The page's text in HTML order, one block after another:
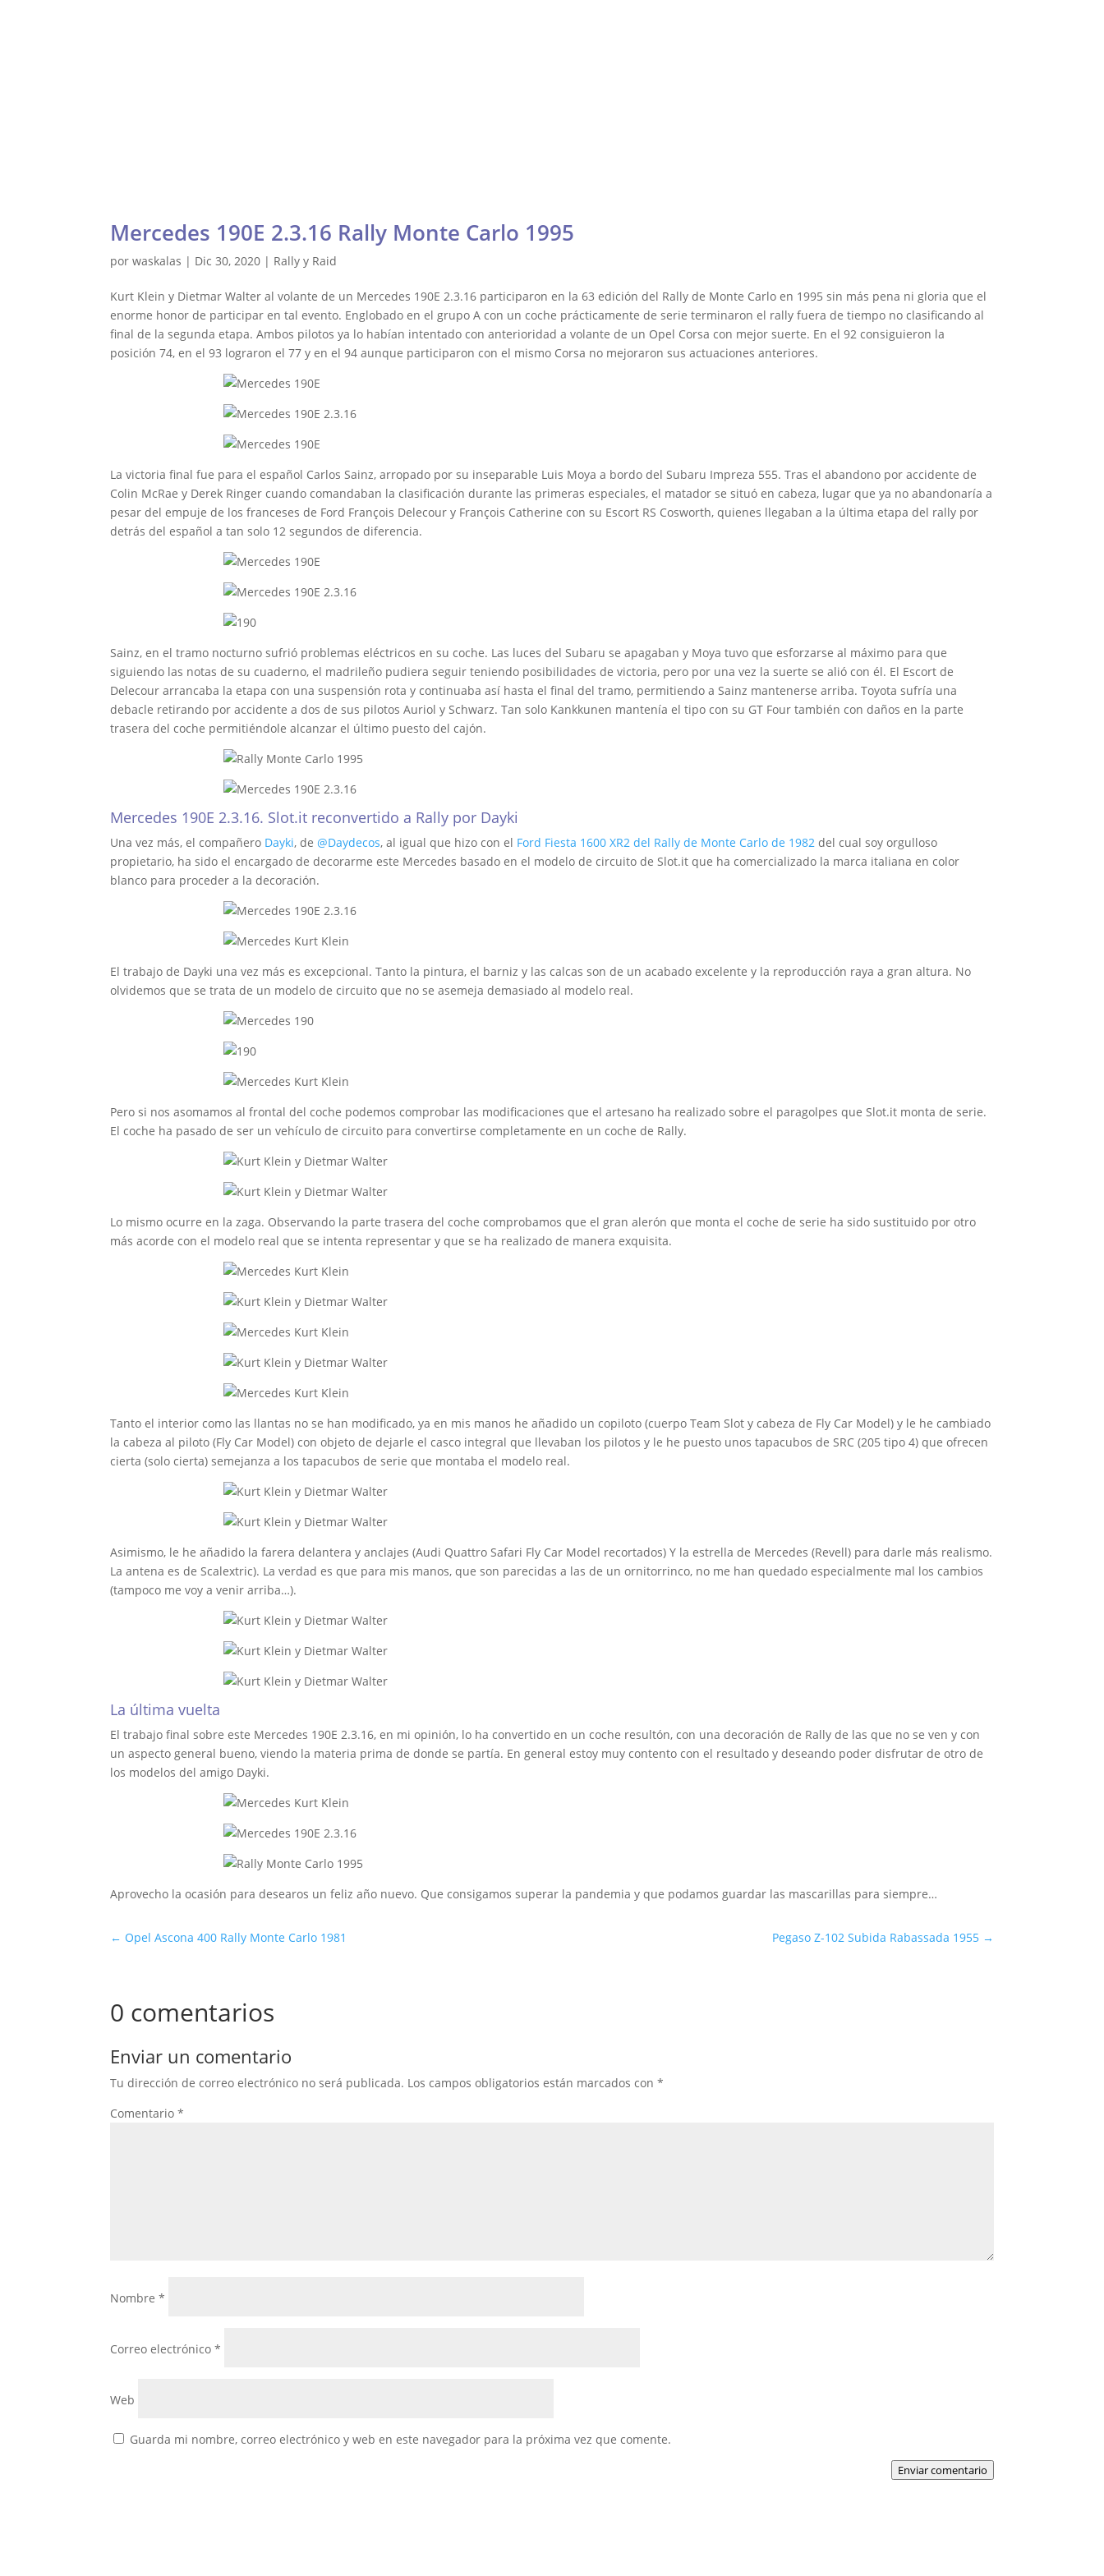
Mercedes 190E 2.3.16 Rally Monte Carlo 1995
porwaskalas | Dic 30, 2020 | Rally y Raid
Kurt Klein y Dietmar Walter al volante de un Mercedes 190E 2.3.16 participaron en la 63 edición del Rally de Monte Carlo en 1995 sin más pena ni gloria que el
enorme honor de participar en tal evento. Englobado en el grupo A con un coche prácticamente de serie terminaron el rally fuera de tiempo no clasificando al
final de la segunda etapa. Ambos pilotos ya lo habían intentado con anterioridad a volante de un Opel Corsa con mejor suerte. En el 92 consiguieron la
posición 74, en el 93 lograron el 77 y en el 94 aunque participaron con el mismo Corsa no mejoraron sus actuaciones anteriores.
La victoria final fue para el español Carlos Sainz, arropado por su inseparable Luis Moya a bordo del Subaru Impreza 555. Tras el abandono por accidente de
Colin McRae y Derek Ringer cuando comandaban la clasificación durante las primeras especiales, el matador se situó en cabeza, lugar que ya no abandonaría a
pesar del empuje de los franceses de Ford François Delecour y François Catherine con su Escort RS Cosworth, quienes llegaban a la última etapa del rally por
detrás del español a tan solo 12 segundos de diferencia.
Sainz, en el tramo nocturno sufrió problemas eléctricos en su coche. Las luces del Subaru se apagaban y Moya tuvo que esforzarse al máximo para que
siguiendo las notas de su cuaderno, el madrileño pudiera seguir teniendo posibilidades de victoria, pero por una vez la suerte se alió con él. El Escort de
Delecour arrancaba la etapa con una suspensión rota y continuaba así hasta el final del tramo, permitiendo a Sainz mantenerse arriba. Toyota sufría una
debacle retirando por accidente a dos de sus pilotos Auriol y Schwarz. Tan solo Kankkunen mantenía el tipo con su GT Four también con daños en la parte
trasera del coche permitiéndole alcanzar el último puesto del cajón.
Mercedes 190E 2.3.16. Slot.it reconvertido a Rally por Dayki
Una vez más, el compañero Dayki, de@Daydecos, al igual que hizo con el Ford Fiesta 1600 XR2 del Rally de Monte Carlo de 1982 del cual soy orgulloso
propietario, ha sido el encargado de decorarme este Mercedes basado en el modelo de circuito de Slot.it que ha comercializado la marca italiana en color
blanco para proceder a la decoración.
El trabajo de Dayki una vez más es excepcional. Tanto la pintura, el barniz y las calcas son de un acabado excelente y la reproducción raya a gran altura. No
olvidemos que se trata de un modelo de circuito que no se asemeja demasiado al modelo real.
Pero si nos asomamos al frontal del coche podemos comprobar las modificaciones que el artesano ha realizado sobre el paragolpes que Slot.it monta de serie.
El coche ha pasado de ser un vehículo de circuito para convertirse completamente en un coche de Rally.
Lo mismo ocurre en la zaga. Observando la parte trasera del coche comprobamos que el gran alerón que monta el coche de serie ha sido sustituido por otro
más acorde con el modelo real que se intenta representar y que se ha realizado de manera exquisita.
Tanto el interior como las llantas no se han modificado, ya en mis manos he añadido un copiloto (cuerpo Team Slot y cabeza de Fly Car Model) y le he cambiado
la cabeza al piloto (Fly Car Model) con objeto de dejarle el casco integral que llevaban los pilotos y le he puesto unos tapacubos de SRC (205 tipo 4) que ofrecen
cierta (solo cierta) semejanza a los tapacubos de serie que montaba el modelo real.
Asimismo, le he añadido la farera delantera y anclajes (Audi Quattro Safari Fly Car Model recortados) Y la estrella de Mercedes (Revell) para darle más realismo.
La antena es de Scalextric). La verdad es que para mis manos, que son parecidas a las de un ornitorrinco, no me han quedado especialmente mal los cambios
(tampoco me voy a venir arriba…).
La última vuelta
El trabajo final sobre este Mercedes 190E 2.3.16, en mi opinión, lo ha convertido en un coche resultón, con una decoración de Rally de las que no se ven y con
un aspecto general bueno, viendo la materia prima de donde se partía. En general estoy muy contento con el resultado y deseando poder disfrutar de otro de
los modelos del amigo Dayki.
Aprovecho la ocasión para desearos un feliz año nuevo. Que consigamos superar la pandemia y que podamos guardar las mascarillas para siempre…
← Opel Ascona 400 Rally Monte Carlo 1981 Pegaso Z-102 Subida Rabassada 1955→
0 comentarios
Enviar un comentario
Tu dirección de correo electrónico no será publicada. Los campos obligatorios están marcados con*
Comentario*
Nombre*
Correo electrónico*
Web
Guarda mi nombre, correo electrónico y web en este navegador para la próxima vez que comente.
Enviar comentario